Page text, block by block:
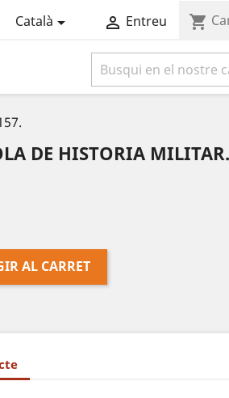
Català  Entreu shopping_cart
DE HISTORIA
AL CARRET